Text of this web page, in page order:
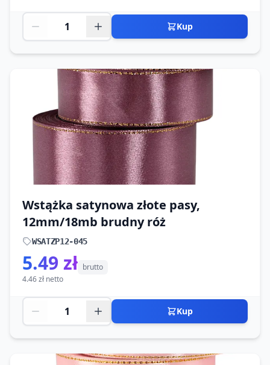
Kup
Wstążka satynowa złote pasy,
12mm/18mb brudny róż
WSATZP12-045
5.49 zł brutto
4.46 zł netto
Kup